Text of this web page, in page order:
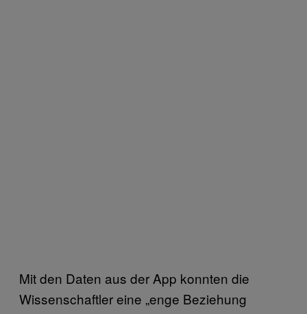
Mit den Daten aus der App konnten die
Wissenschaftler eine „enge Beziehung